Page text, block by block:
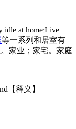
at home;Live
等一系列和居室有
家业；家宅。家庭
【释义】